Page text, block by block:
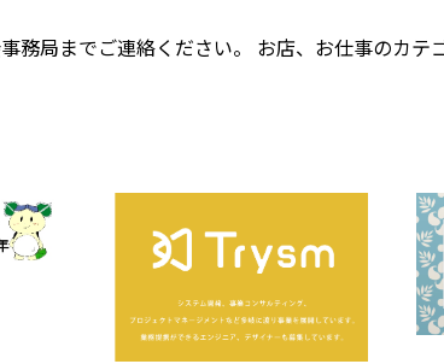
局までご連絡ください。 お店、お仕事のカテ